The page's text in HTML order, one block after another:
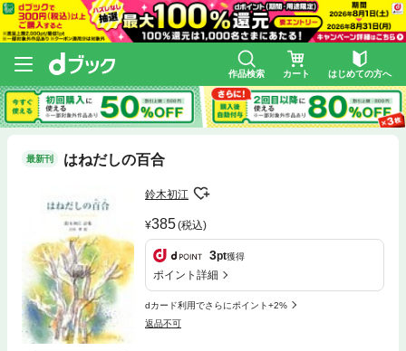
作品検索 カート はじめての方へ
最新刊 はねだしの百合
鈴木初江
385(税込)
3pt獲得
ポイント詳細
dカード利用でさらにポイント+2%
返品不可